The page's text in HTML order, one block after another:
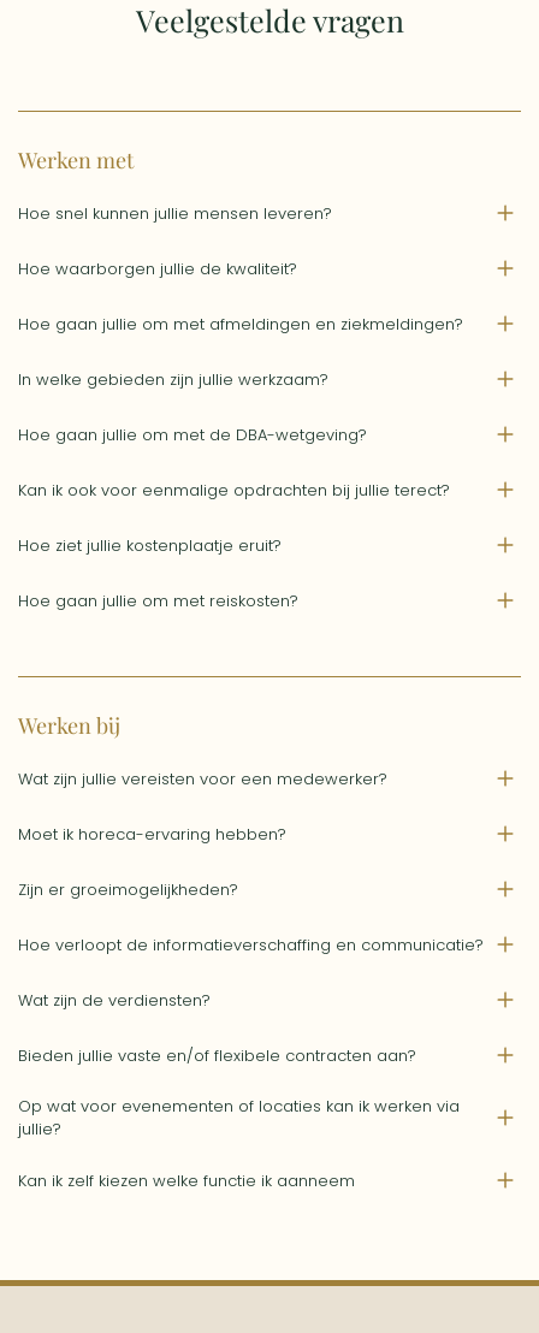
Veelgestelde vragen
Werken met
Hoe snel kunnen jullie mensen leveren?
Hoe waarborgen jullie de kwaliteit?
Hoe gaan jullie om met afmeldingen en ziekmeldingen?
In welke gebieden zijn jullie werkzaam?
Hoe gaan jullie om met de DBA-wetgeving?
Kan ik ook voor eenmalige opdrachten bij jullie terect?
Hoe ziet jullie kostenplaatje eruit?
Hoe gaan jullie om met reiskosten?
Werken bij
Wat zijn jullie vereisten voor een medewerker?
Moet ik horeca-ervaring hebben?
Zijn er groeimogelijkheden?
Hoe verloopt de informatieverschaffing en communicatie?
Wat zijn de verdiensten?
Bieden jullie vaste en/of flexibele contracten aan?
Op wat voor evenementen of locaties kan ik werken via
jullie?
Kan ik zelf kiezen welke functie ik aanneem